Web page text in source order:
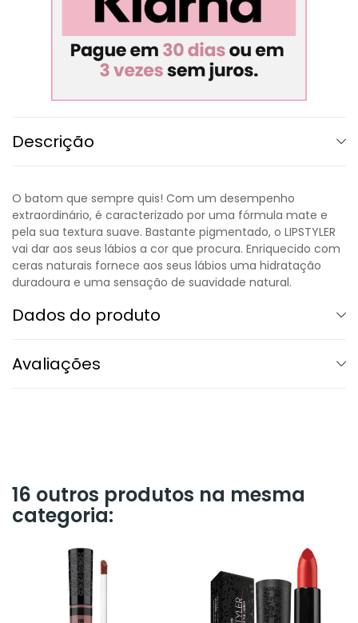
Descrição
O batom que sempre quis! Com um desempenho
extraordinário, é caracterizado por uma fórmula mate e
pela sua textura suave. Bastante pigmentado, o LIPSTYLER
vai dar aos seus lábios a cor que procura. Enriquecido com
ceras naturais fornece aos seus lábios uma hidratação
duradoura e uma sensação de suavidade natural.
Dados do produto
Avaliações
16 outros produtos na mesma
categoria: